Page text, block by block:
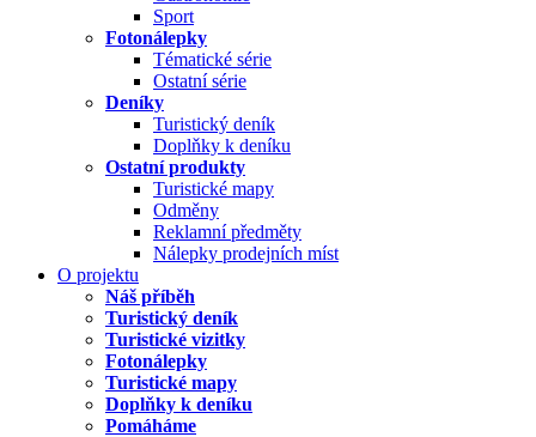
Sport
Fotonálepky
Tématické série
Ostatní série
Deníky
Turistický deník
Doplňky k deníku
Ostatní produkty
Turistické mapy
Odměny
Reklamní předměty
Nálepky prodejních míst
O projektu
Náš příběh
Turistický deník
Turistické vizitky
Fotonálepky
Turistické mapy
Doplňky k deníku
Pomáháme